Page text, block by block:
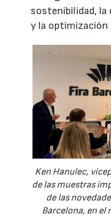
sostenibilidad,
y la optimización
Ken Hanulec,
de las muestras
de las
Barcelona, en el